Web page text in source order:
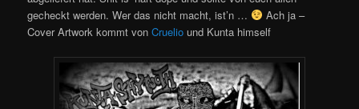
gecheckt werden. Wer das nicht macht, ist’n …
Ach ja –
Cover Artwork kommt vonCruelio und Kunta himself